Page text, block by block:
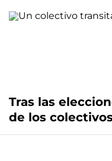
Tras las
de los